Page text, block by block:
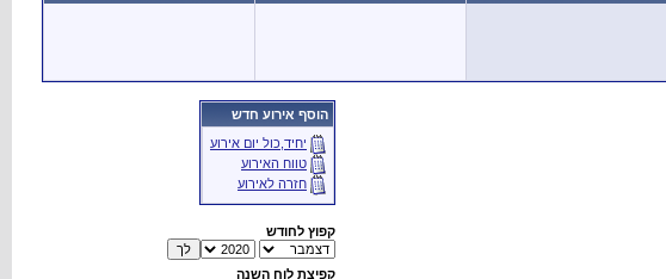
הוסף אירוע חדש
יחיד,כול יום אירוע
טווח האירוע
חזרה לאירוע
קפוץ לחודש
קפיצת לוח השנה